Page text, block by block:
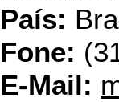
País:
Fone:
E-Mail: